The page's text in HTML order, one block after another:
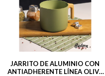
JARRITO DE ALUMINIO CON
ANTIADHERENTE LÍNEA OLIVE